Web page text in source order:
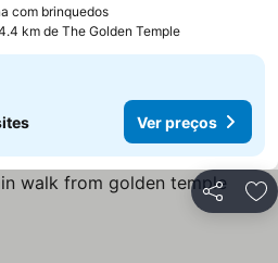
com brinquedosVer preços
km de The Golden Temple
Ver preços
Partilhar